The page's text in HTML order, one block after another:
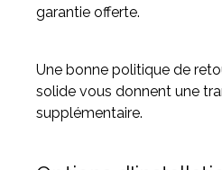
garantie offerte.
Une bonne politique de
solide vous donnent une
supplémentaire.